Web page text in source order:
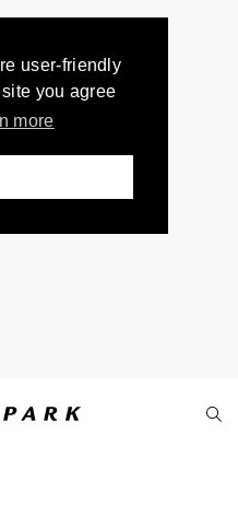
user-friendly
you agree
more